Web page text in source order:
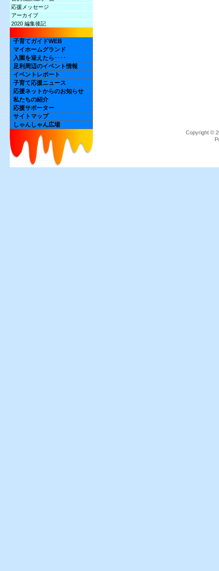
応援メッセージ
アーカイブ
2020 編集後記
子育てガイドWEB
マイホームグランド
入園を迎えたら････
足利周辺のイベント情報
イベントレポート
子育て応援ニュース
応援ネットからのお知らせ
私たちの紹介
応援サポーター
サイトマップ
しゃんしゃん広場
Copyright ©